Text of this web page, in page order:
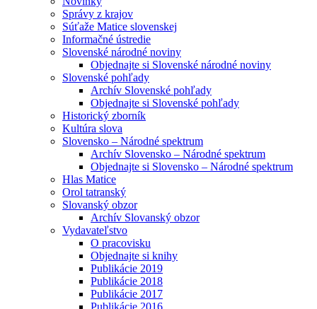
Správy z krajov
Súťaže Matice slovenskej
Informačné ústredie
Slovenské národné noviny
Objednajte si Slovenské národné noviny
Slovenské pohľady
Archív Slovenské pohľady
Objednajte si Slovenské pohľady
Historický zborník
Kultúra slova
Slovensko – Národné spektrum
Archív Slovensko – Národné spektrum
Objednajte si Slovensko – Národné spektrum
Hlas Matice
Orol tatranský
Slovanský obzor
Archív Slovanský obzor
Vydavateľstvo
O pracovisku
Objednajte si knihy
Publikácie 2019
Publikácie 2018
Publikácie 2017
Publikácie 2016